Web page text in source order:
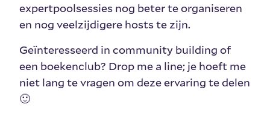
expertpoolsessies nog beter te organiseren
en nog veelzijdigere hosts te zijn.
Geïnteresseerd in community building of
een boekenclub? Drop me a line; je hoeft me
niet lang te vragen om deze ervaring te delen
🙂